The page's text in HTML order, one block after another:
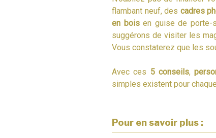
flambant neuf, des cadres
en boisen guise de porte-
suggérons de visiter les
Vous constaterez que les
Avec ces 5 conseils,
simples existent pour
Pour en savoir plus :